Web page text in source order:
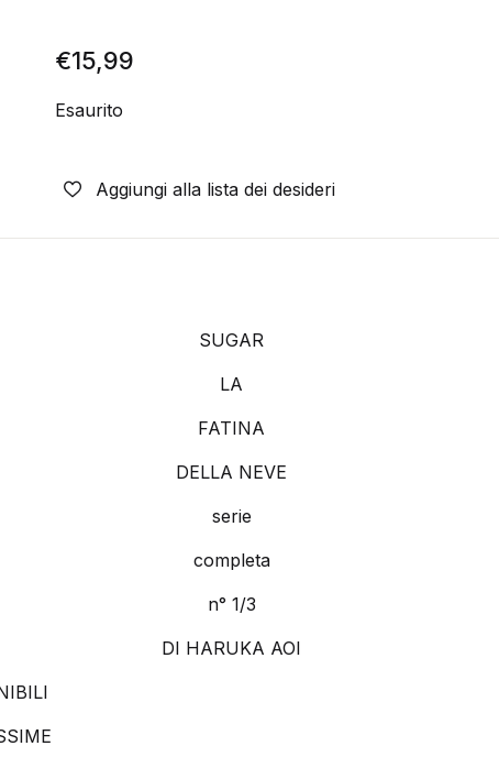
€15,99
Esaurito
Aggiungi alla lista dei desideri
SUGAR
LA
FATINA
DELLA NEVE
serie
completa
n° 1/3
DI HARUKA AOI